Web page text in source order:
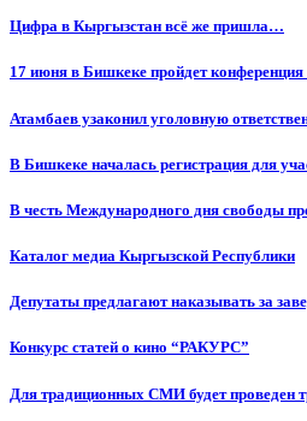
Цифра в Кыргызстан всё же пришла…
17 июня в Бишкеке пройдет
Атамбаев узаконил уголовную
В Бишкеке началась регистрация для
В честь Международного дня свободы
Каталог медиа Кыргызской Республики
Депутаты предлагают наказывать за
Конкурс статей о кино “РАКУРС”
Для традиционных СМИ будет проведен